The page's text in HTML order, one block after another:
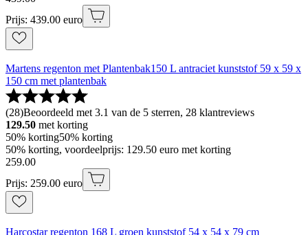
Prijs: 439.00 euro
Martens regenton met Plantenbak150 L antraciet kunststof 59 x 59 x
150 cm met plantenbak
(28)Beoordeeld met 3.1 van de 5 sterren, 28 klantreviews
129.50 met korting
50% korting50% korting
50% korting, voordeelprijs: 129.50 euro met korting
259.00
Prijs: 259.00 euro
Harcostar regenton 168 L groen kunststof 54 x 54 x 79 cm